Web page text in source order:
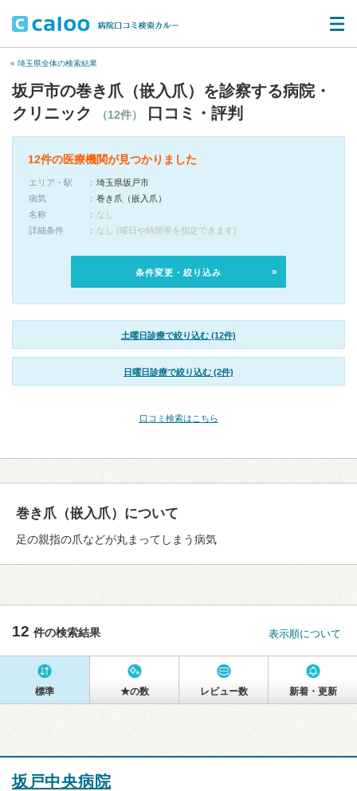
« 埼玉県全体の検索結果
坂戸市の巻き爪（嵌入爪）を診察する病院・
クリニック
（12件） 口コミ・評判
12件の医療機関が見つかりました
エリア・駅
埼玉県坂戸市
病気
巻き爪（嵌入爪）
名称
なし
詳細条件
なし (曜日や時間帯を指定できます)
条件変更・絞り込み
土曜日診療で絞り込む (12件)
日曜日診療で絞り込む (2件)
口コミ検索はこちら
巻き爪（嵌入爪）について
足の親指の爪などが丸まってしまう病気
12 件の検索結果 表示順について
標準 ★の数 レビュー数 新着・更新
坂戸中央病院